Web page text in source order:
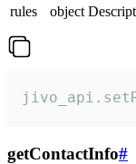
rules
object
getContactInfo#